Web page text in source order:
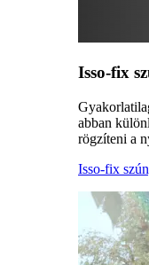
Isso-fix
abban
rögzíteni a
Isso-fix